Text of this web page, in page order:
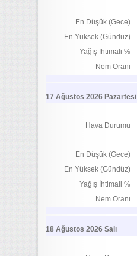
En Düşük (Gece)
En Yüksek (Gündüz)
Yağış İhtimali %
Nem Oranı
17 Ağustos 2026 Pazartesi
Hava Durumu
En Düşük (Gece)
En Yüksek (Gündüz)
Yağış İhtimali %
Nem Oranı
18 Ağustos 2026 Salı